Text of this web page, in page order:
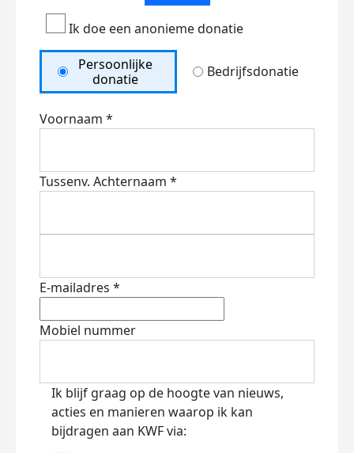
Ik doe een anonieme donatie
Persoonlijke
donatie
Bedrijfsdonatie
Voornaam *
Tussenv. Achternaam *
E-mailadres *
Mobiel nummer
Ik blijf graag op de hoogte van nieuws,
acties en manieren waarop ik kan
bijdragen aan KWF via: